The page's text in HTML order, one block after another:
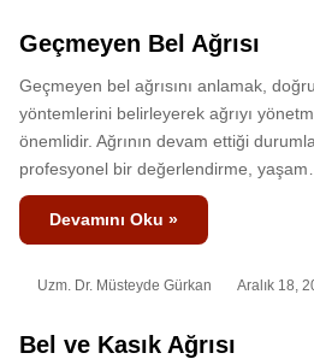
Geçmeyen Bel Ağrısı
Geçmeyen bel ağrısını anlamak,
yöntemlerini belirleyerek ağrıyı
önemlidir. Ağrının devam ettiği
profesyonel bir değerlendirme, yaşam…
Devamını Oku »
Uzm. Dr. Müsteyde Gürkan
Aralık 18,
Bel ve Kasık Ağrısı